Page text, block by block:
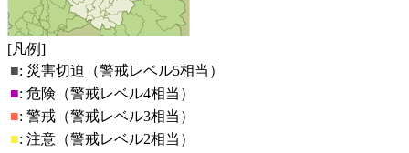
[凡例]
■: 災害切迫（警戒レベル5相当）
■: 危険（警戒レベル4相当）
■: 警戒（警戒レベル3相当）
■: 注意（警戒レベル2相当）